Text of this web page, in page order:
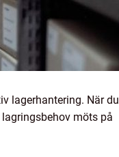
lagerhantering. När du
möts på